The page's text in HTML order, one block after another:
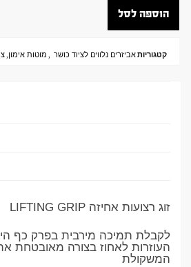
הוספה לסל
קטגוריות אביזרים נלווים לציוד כושר , מוטות אימון,
זוג רצועות אחיזה LIFTING GRIP
לקבלת תמיכה מירבית בפרק כף
העוזרות לאחוז בצורה מאובטחת
המשקולת